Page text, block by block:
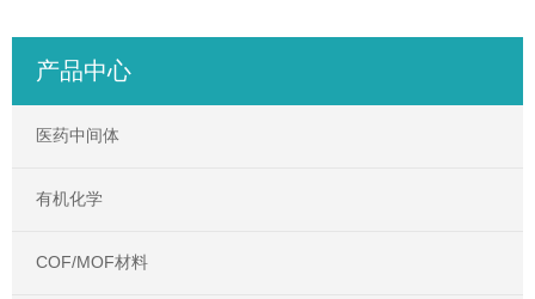
产品中心
医药中间体
有机化学
COF/MOF材料